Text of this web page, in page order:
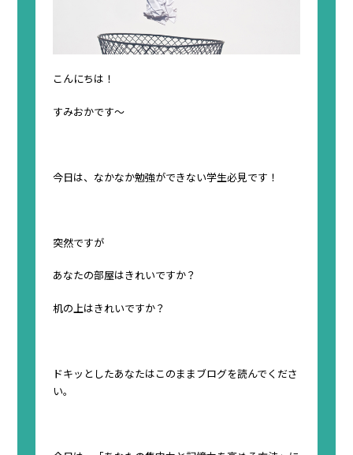
こんにちは！
すみおかです～
今日は、なかなか勉強ができない学生必見です！
突然ですが
あなたの部屋はきれいですか？
机の上はきれいですか？
ドキッとしたあなたはこのままブログを読んでくださ
い。